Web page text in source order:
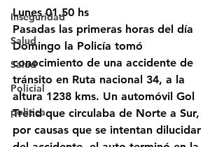
Inseguridad
Salud
Salud
Policial
politica
Lunes 01.50 hs
Pasadas las primeras horas del día
Domingo la Policía tomó
conocimiento de una accidente de
tránsito en Ruta nacional 34, a la
altura 1238 kms. Un automóvil Gol
Trend que circulaba de Norte a Sur,
por causas que se intentan dilucidar